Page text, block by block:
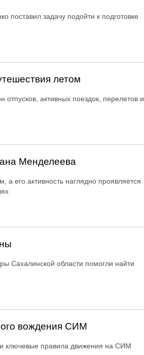
поставил задачу подойти к подготовке
летом
отпусков, активных поездок, перелетов и
Менделеева
а его активность наглядно проявляется
Сахалинской области помогли найти
вождения СИМ
ключевые правила движения на СИМ